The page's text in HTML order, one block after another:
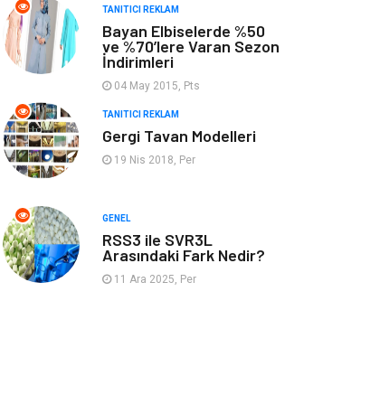
Mobilya Astroloji
Bebek Giyim ağız ve diş sağlığı
Doğal Enerji
Kaynakları
TANITICI REKLAM
Bayan Elbiselerde %50
ve %70’lere Varan Sezon
İndirimleri
04 May 2015, Pts
TANITICI REKLAM
Gergi Tavan Modelleri
19 Nis 2018, Per
GENEL
RSS3 ile SVR3L
Arasındaki Fark Nedir?
11 Ara 2025, Per